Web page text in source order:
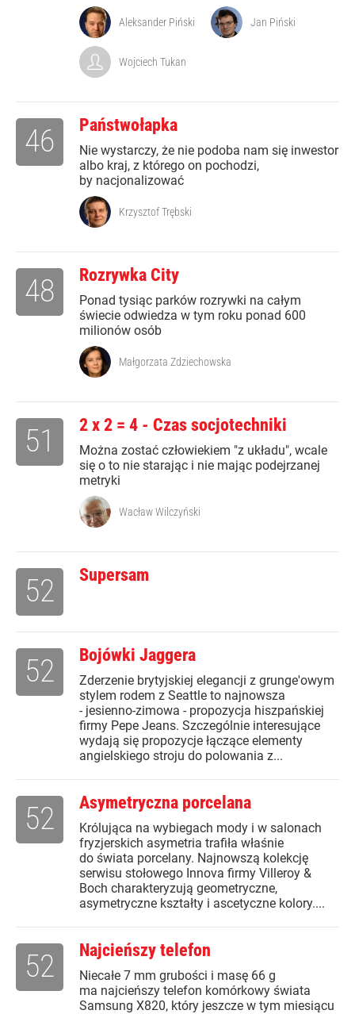
Aleksander Piński Jan Piński
Wojciech Tukan
Państwołapka
Nie wystarczy, że nie podoba nam się inwestor
albo kraj, z którego on pochodzi,
by nacjonalizować
46
Krzysztof Trębski
Rozrywka City
Ponad tysiąc parków rozrywki na całym
świecie odwiedza w tym roku ponad 600
milionów osób
48
Małgorzata Zdziechowska
2 x 2 = 4 - Czas socjotechniki
Można zostać człowiekiem "z układu", wcale
się o to nie starając i nie mając podejrzanej
metryki
51
Wacław Wilczyński
Supersam
52
Bojówki Jaggera
Zderzenie brytyjskiej elegancji z grunge'owym
stylem rodem z Seattle to najnowsza
- jesienno-zimowa - propozycja hiszpańskiej
firmy Pepe Jeans. Szczególnie interesujące
wydają się propozycje łączące elementy
angielskiego stroju do polowania z...
52
Asymetryczna porcelana
Królująca na wybiegach mody i w salonach
fryzjerskich asymetria trafiła właśnie
do świata porcelany. Najnowszą kolekcję
serwisu stołowego Innova firmy Villeroy &
Boch charakteryzują geometryczne,
asymetryczne kształty i ascetyczne kolory....
52
Najcieńszy telefon
Niecałe 7 mm grubości i masę 66 g
ma najcieńszy telefon komórkowy świata
Samsung X820, który jeszcze w tym miesiącu
52